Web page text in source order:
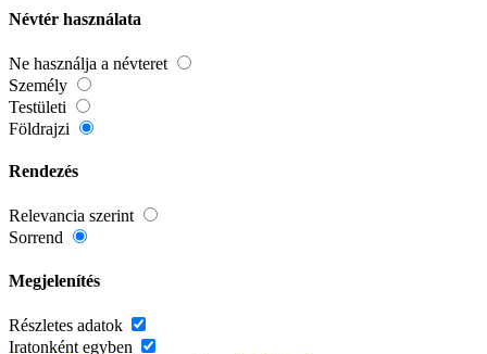
Névtér használata
Ne használja a névteret
Személy
Testületi
Földrajzi
Rendezés
Relevancia szerint
Sorrend
Megjelenítés
Részletes adatok
Iratonként egyben